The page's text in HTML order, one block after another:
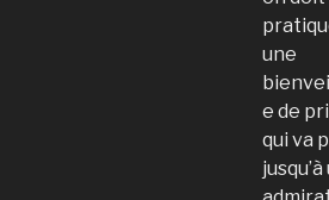
une
e de
qui va